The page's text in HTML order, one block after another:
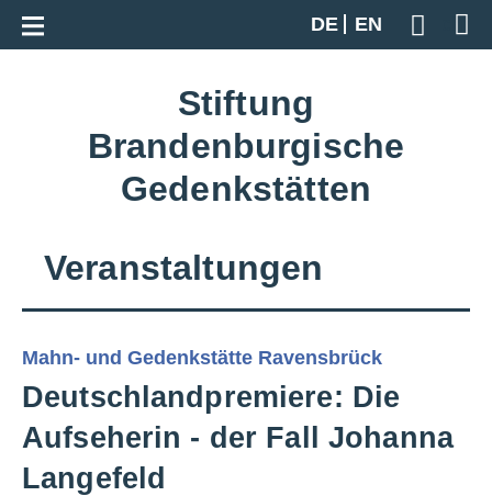
DE
EN
Geben
Zur Gesamtübersicht
Stiftung
Brandenburgische
Gedenkstätten
Veranstaltungen
Mahn- und Gedenkstätte Ravensbrück
Deutschlandpremiere: Die
Aufseherin - der Fall Johanna
Langefeld